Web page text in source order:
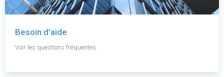
Besoin d'aide
Voir les questions fréquentes.